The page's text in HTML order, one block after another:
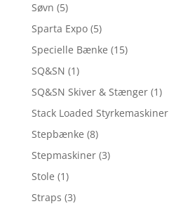
Søvn (5)
Sparta Expo (5)
Specielle Bænke (15)
SQ&SN (1)
SQ&SN Skiver & Stænger (1)
Stack Loaded Styrkemaskiner
Stepbænke (8)
Stepmaskiner (3)
Stole (1)
Straps (3)